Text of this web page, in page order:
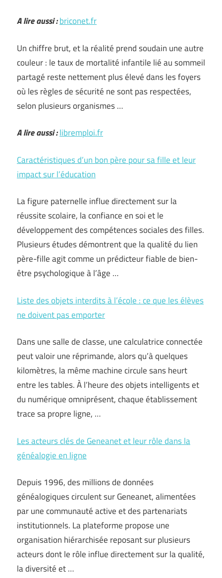
A lire aussi :briconet.fr
Un chiffre brut, et la réalité prend soudain une autre
couleur : le taux de mortalité infantile lié au sommeil
partagé reste nettement plus élevé dans les foyers
où les règles de sécurité ne sont pas respectées,
selon plusieurs organismes …
A lire aussi :libremploi.fr
Caractéristiques d’un bon père pour sa fille et leur
impact sur l’éducation
La figure paternelle influe directement sur la
réussite scolaire, la confiance en soi et le
développement des compétences sociales des filles.
Plusieurs études démontrent que la qualité du lien
père-fille agit comme un prédicteur fiable de bien-
être psychologique à l’âge …
Liste des objets interdits à l’école : ce que les élèves
ne doivent pas emporter
Dans une salle de classe, une calculatrice connectée
peut valoir une réprimande, alors qu’à quelques
kilomètres, la même machine circule sans heurt
entre les tables. À l’heure des objets intelligents et
du numérique omniprésent, chaque établissement
trace sa propre ligne, …
Les acteurs clés de Geneanet et leur rôle dans la
généalogie en ligne
Depuis 1996, des millions de données
généalogiques circulent sur Geneanet, alimentées
par une communauté active et des partenariats
institutionnels. La plateforme propose une
organisation hiérarchisée reposant sur plusieurs
acteurs dont le rôle influe directement sur la qualité,
la diversité et …